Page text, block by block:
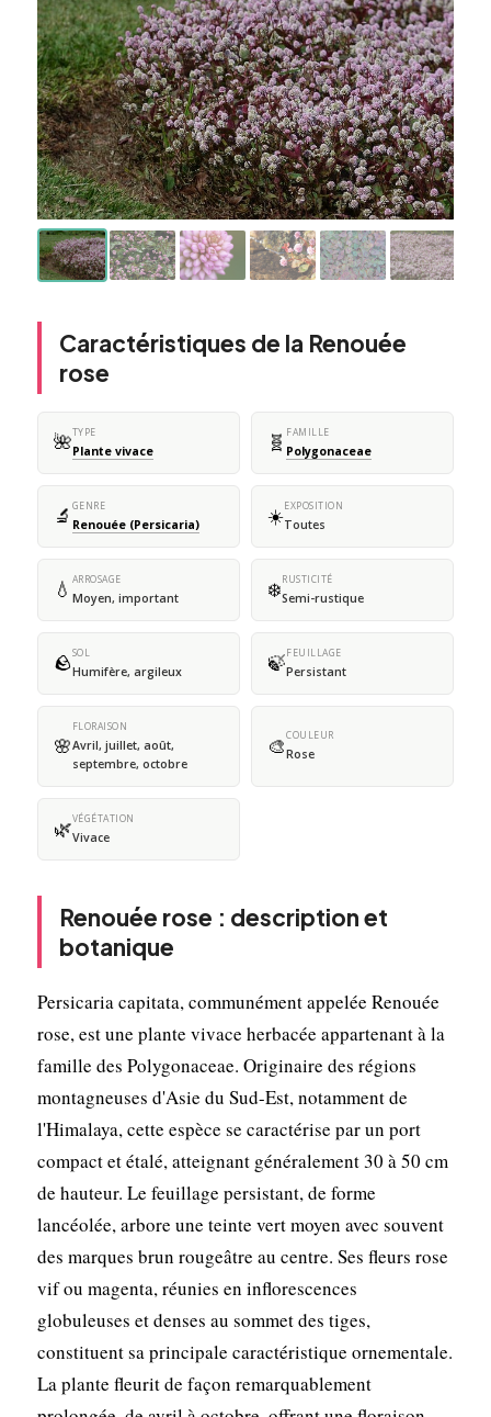
Caractéristiques de la Renouée
rose
🌺TYPE
Plante vivace 🧬 FAMILLE
Polygonaceae
🔬 GENRE
Renouée (Persicaria) ☀️EXPOSITION
Toutes
💧 ARROSAGE
Moyen, important ❄️RUSTICITÉ
Semi-rustique
🪨SOL
Humifère, argileux 🍃FEUILLAGE
Persistant
🌸
FLORAISON
Avril, juillet, août,
septembre, octobre
🎨COULEUR
Rose
🌿VÉGÉTATION
Vivace
Renouée rose : description et
botanique
Persicaria capitata, communément appelée Renouée
rose, est une plante vivace herbacée appartenant à la
famille des Polygonaceae. Originaire des régions
montagneuses d'Asie du Sud-Est, notamment de
l'Himalaya, cette espèce se caractérise par un port
compact et étalé, atteignant généralement 30 à 50 cm
de hauteur. Le feuillage persistant, de forme
lancéolée, arbore une teinte vert moyen avec souvent
des marques brun rougeâtre au centre. Ses fleurs rose
vif ou magenta, réunies en inflorescences
globuleuses et denses au sommet des tiges,
constituent sa principale caractéristique ornementale.
La plante fleurit de façon remarquablement